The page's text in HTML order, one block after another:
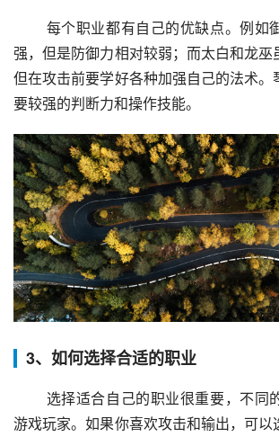
强，但是防御力相对较弱；而太白和龙巫
但在攻击前要学好各种加强自己的法术。
要较强的判断力和操作技能。
3、如何选择合适的职业
游戏玩家。如果你喜欢攻击和输出，可以